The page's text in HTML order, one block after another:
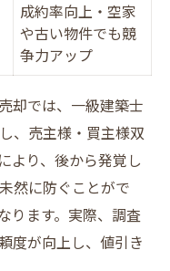
成約率向上・空家
や古い物件でも競
争力アップ
却では、一級建築士
、売主様・買主様双
より、後から発覚し
然に防ぐことがで
ります。実際、調査
度が向上し、値引き